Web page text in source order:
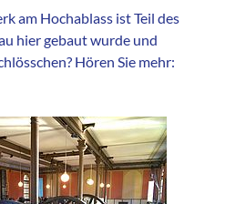
am Hochablass ist Teil des
hier gebaut wurde und
Hören Sie mehr: